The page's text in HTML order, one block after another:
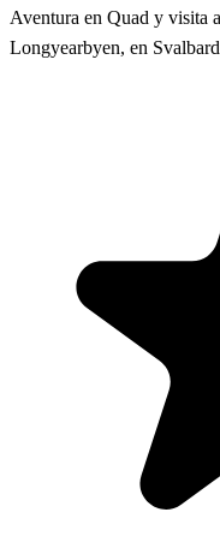
Aventura en Quad y visita
Longyearbyen, en Svalbard